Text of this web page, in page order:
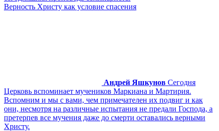
Верность Христу как условие спасения
Андрей Яшкунов Сегодня
Церковь вспоминает мучеников Маркиана и Мартирия.
Вспомним и мы с вами, чем примечателен их подвиг и как
они, несмотря на различные испытания не предали Господа, а
претерпев все мучения даже до смерти оставались верными
Христу.